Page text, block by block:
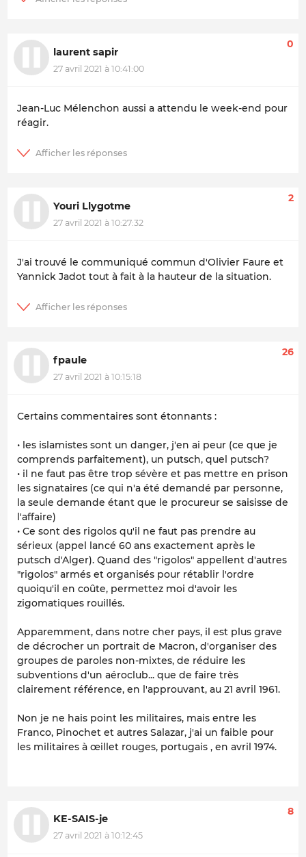
laurent sapir
27 avril 2021 à 10:41:00
0
Jean-Luc Mélenchon aussi a attendu le week-end pour
réagir.
Youri Llygotme
27 avril 2021 à 10:27:32
2
J'ai trouvé le communiqué commun d'Olivier Faure et
Yannick Jadot tout à fait à la hauteur de la situation.
fpaule
27 avril 2021 à 10:15:18
26
Certains commentaires sont étonnants :
• les islamistes sont un danger, j'en ai peur (ce que je
comprends parfaitement), un putsch, quel putsch?
• il ne faut pas être trop sévère et pas mettre en prison
les signataires (ce qui n'a été demandé par personne,
la seule demande étant que le procureur se saisisse de
l'affaire)
• Ce sont des rigolos qu'il ne faut pas prendre au
sérieux (appel lancé 60 ans exactement après le
putsch d'Alger). Quand des "rigolos" appellent d'autres
"rigolos" armés et organisés pour rétablir l'ordre
quoiqu'il en coûte, permettez moi d'avoir les
zigomatiques rouillés.
Apparemment, dans notre cher pays, il est plus grave
de décrocher un portrait de Macron, d'organiser des
groupes de paroles non-mixtes, de réduire les
subventions d'un aéroclub... que de faire très
clairement référence, en l'approuvant, au 21 avril 1961.
Non je ne hais point les militaires, mais entre les
Franco, Pinochet et autres Salazar, j'ai un faible pour
les militaires à œillet rouges, portugais , en avril 1974.
KE-SAIS-je
27 avril 2021 à 10:12:45
8